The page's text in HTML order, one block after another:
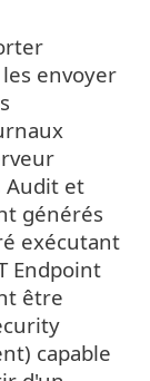
envoyer
Audit et
générés
exécutant
Endpoint
être
capable